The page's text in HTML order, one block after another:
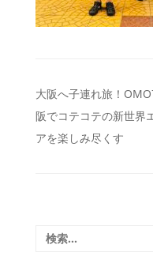
投
稿
ナ
シ
大阪へ子連れ旅！
阪でコテコテの新世界
アを楽しみ尽くす